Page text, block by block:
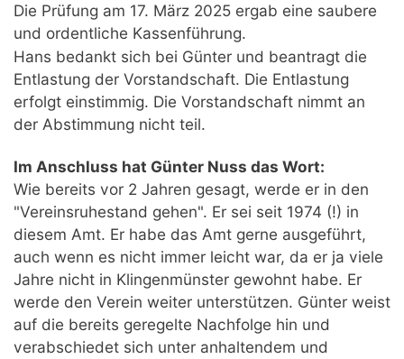
Die Prüfung am 17. März 2025 ergab eine saubere
und ordentliche Kassenführung.
Hans bedankt sich bei Günter und beantragt die
Entlastung der Vorstandschaft. Die Entlastung
erfolgt einstimmig. Die Vorstandschaft nimmt an
der Abstimmung nicht teil.
Im Anschluss hat Günter Nuss das Wort:
Wie bereits vor 2 Jahren gesagt, werde er in den
"Vereinsruhestand gehen". Er sei seit 1974 (!) in
diesem Amt. Er habe das Amt gerne ausgeführt,
auch wenn es nicht immer leicht war, da er ja viele
Jahre nicht in Klingenmünster gewohnt habe. Er
werde den Verein weiter unterstützen. Günter weist
auf die bereits geregelte Nachfolge hin und
verabschiedet sich unter anhaltendem und